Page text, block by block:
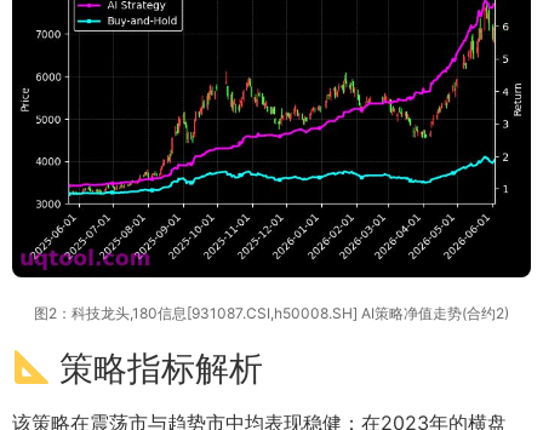
图2：科技龙头,180信息[931087.CSI,h50008.SH] AI策略净值走势(合约2)
策略指标解析
该策略在震荡市与趋势市中均表现稳健：在2023年的横盘